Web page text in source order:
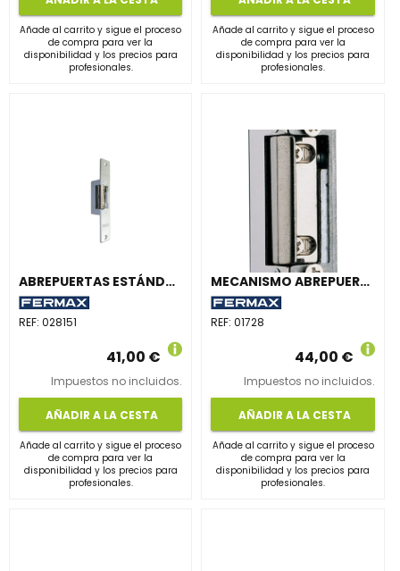
Añade al carrito y sigue el proceso
de compra para ver la
disponibilidad y los precios para
profesionales.
Añade al carrito y sigue el proceso
de compra para ver la
disponibilidad y los precios para
profesionales.
ABREPUERTAS ESTÁNDAR 540Aa-S MAX
REF: 028151
41,00 €
Impuestos no incluidos.
AÑADIR A LA CESTA
Añade al carrito y sigue el proceso
de compra para ver la
disponibilidad y los precios para
profesionales.
MECANISMO ABREPUERTAS 540AA-412 MAX 12Vcc
REF:01728
44,00 €
Impuestos no incluidos.
AÑADIR A LA CESTA
Añade al carrito y sigue el proceso
de compra para ver la
disponibilidad y los precios para
profesionales.